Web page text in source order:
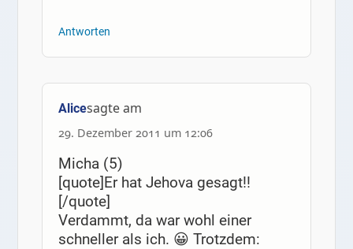
Antworten
Alicesagte am
29. Dezember 2011 um 12:06
Micha (5)
[quote]Er hat Jehova gesagt!!
[/quote]
Verdammt, da war wohl einer
schneller als ich. 😀 Trotzdem: